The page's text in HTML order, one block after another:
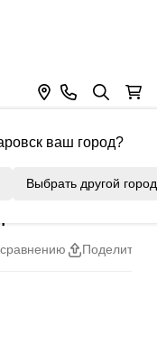
ваш город?
Выбрать другой город
товары Игрушки
it,
Поделиться